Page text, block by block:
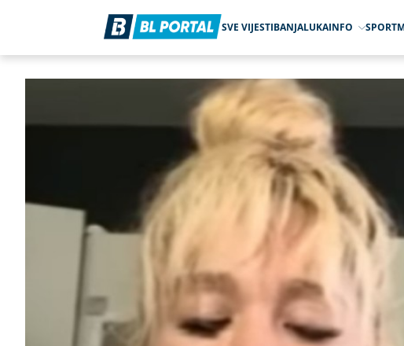
SVE VIJESTIBANJALUKAINFO SPORT